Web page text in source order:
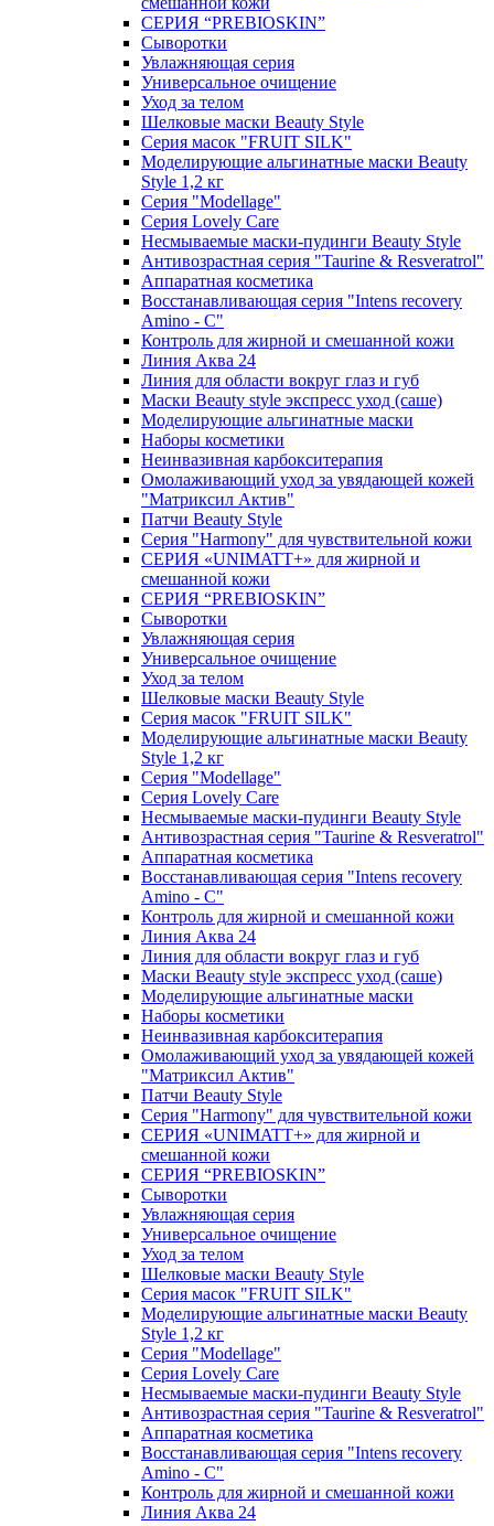
СЕРИЯ “PREBIOSKIN”
Сыворотки
Увлажняющая серия
Универсальное очищение
Уход за телом
Шелковые маски Beauty Style
Серия масок "FRUIT SILK"
Моделирующие альгинатные маски Beauty
Style 1,2 кг
Серия "Modellage"
Cерия Lovely Care
Несмываемые маски-пудинги Beauty Style
Антивозрастная серия "Taurine & Resveratrol"
Аппаратная косметика
Восстанавливающая серия "Intens recovery
Amino - C"
Контроль для жирной и смешанной кожи
Линия Аква 24
Линия для области вокруг глаз и губ
Маски Beauty style экспресс уход (саше)
Моделирующие альгинатные маски
Наборы косметики
Неинвазивная карбокситерапия
Омолаживающий уход за увядающей кожей
"Матриксил Актив"
Патчи Beauty Style
Серия "Harmony" для чувствительной кожи
СЕРИЯ «UNIMATT+» для жирной и
смешанной кожи
СЕРИЯ “PREBIOSKIN”
Сыворотки
Увлажняющая серия
Универсальное очищение
Уход за телом
Шелковые маски Beauty Style
Серия масок "FRUIT SILK"
Моделирующие альгинатные маски Beauty
Style 1,2 кг
Серия "Modellage"
Cерия Lovely Care
Несмываемые маски-пудинги Beauty Style
Антивозрастная серия "Taurine & Resveratrol"
Аппаратная косметика
Восстанавливающая серия "Intens recovery
Amino - C"
Контроль для жирной и смешанной кожи
Линия Аква 24
Линия для области вокруг глаз и губ
Маски Beauty style экспресс уход (саше)
Моделирующие альгинатные маски
Наборы косметики
Неинвазивная карбокситерапия
Омолаживающий уход за увядающей кожей
"Матриксил Актив"
Патчи Beauty Style
Серия "Harmony" для чувствительной кожи
СЕРИЯ «UNIMATT+» для жирной и
смешанной кожи
СЕРИЯ “PREBIOSKIN”
Сыворотки
Увлажняющая серия
Универсальное очищение
Уход за телом
Шелковые маски Beauty Style
Серия масок "FRUIT SILK"
Моделирующие альгинатные маски Beauty
Style 1,2 кг
Серия "Modellage"
Cерия Lovely Care
Несмываемые маски-пудинги Beauty Style
Антивозрастная серия "Taurine & Resveratrol"
Аппаратная косметика
Восстанавливающая серия "Intens recovery
Amino - C"
Контроль для жирной и смешанной кожи
Линия Аква 24